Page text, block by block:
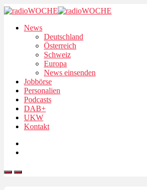
News
Deutschland
Österreich
Schweiz
Europa
News einsenden
Jobbörse
Personalien
Podcasts
DAB+
UKW
Kontakt